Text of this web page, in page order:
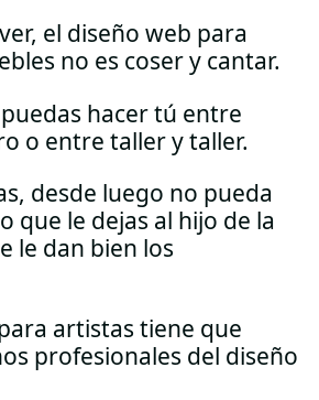
el diseño web para
no es coser y cantar.
hacer tú entre
o entre taller y taller.
desde luego no pueda
que le dejas al hijo de la
le dan bien los
artistas tiene que
profesionales del diseño